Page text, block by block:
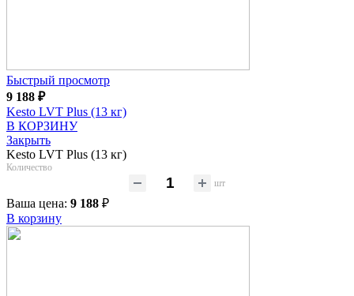
Быстрый просмотр
9 188 ₽
Kesto LVT Plus (13 кг)
В КОРЗИНУ
Закрыть
Kesto LVT Plus (13 кг)
Количество
шт
Ваша цена: 9 188 ₽
В корзину